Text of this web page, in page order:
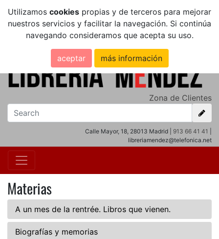
Utilizamos cookies propias y de terceros para mejorar
nuestros servicios y facilitar la navegación. Si continúa
navegando consideramos que acepta su uso.
aceptar más información
Zona de Clientes
Calle Mayor, 18, 28013 Madrid | 913 66 41 41
libreriamendez@telefonica.net
Materias
A un mes de la rentrée. Libros que vienen.
Biografías y memorias